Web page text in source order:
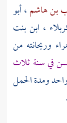
بن هاشم،أبو
، ابن بنت
وريحانته من
في سنة ثلاث
ومدة الحمل